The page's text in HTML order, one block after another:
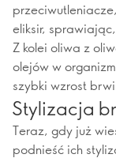
eliksir,
Z kolei oliwa z
olejów w
szybki wzrost
Stylizacja
Teraz, gdy już
podnieść ich